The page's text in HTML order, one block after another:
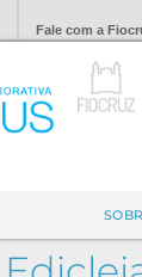
Fale com a